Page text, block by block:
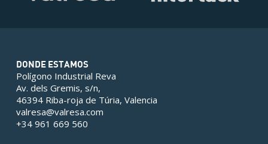
DONDE ESTAMOS
Polígono Industrial Reva
Av. dels Gremis, s/n,
46394 Riba-roja de Túria, Valencia
valresa@valresa.com
+34 961 669 560